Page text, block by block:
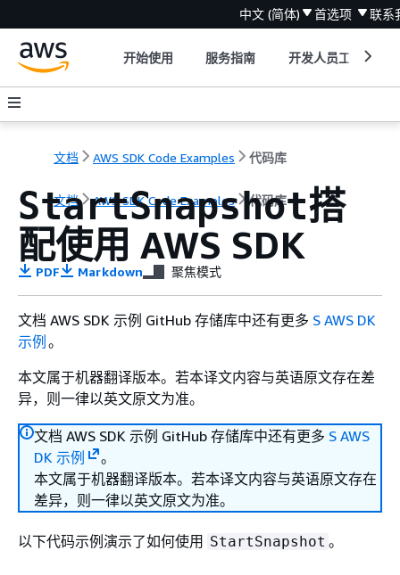
中文 (简体) 首选项 联系
开始使用 服务指南 开发人员工具
文档 AWS SDK Code Examples 代码库
文档 AWS SDK Code Examples 代码库
StartSnapshot搭
配使用 AWS SDK
PDF Markdown 聚焦模式
文档 AWS SDK 示例 GitHub 存储库中还有更多 S AWS DK
示例 。
本文属于机器翻译版本。若本译文内容与英语原文存在差
异，则一律以英文原文为准。
文档 AWS SDK 示例 GitHub 存储库中还有更多 S AWS
DK 示例
。
本文属于机器翻译版本。若本译文内容与英语原文存在
差异，则一律以英文原文为准。
以下代码示例演示了如何使用 StartSnapshot 。